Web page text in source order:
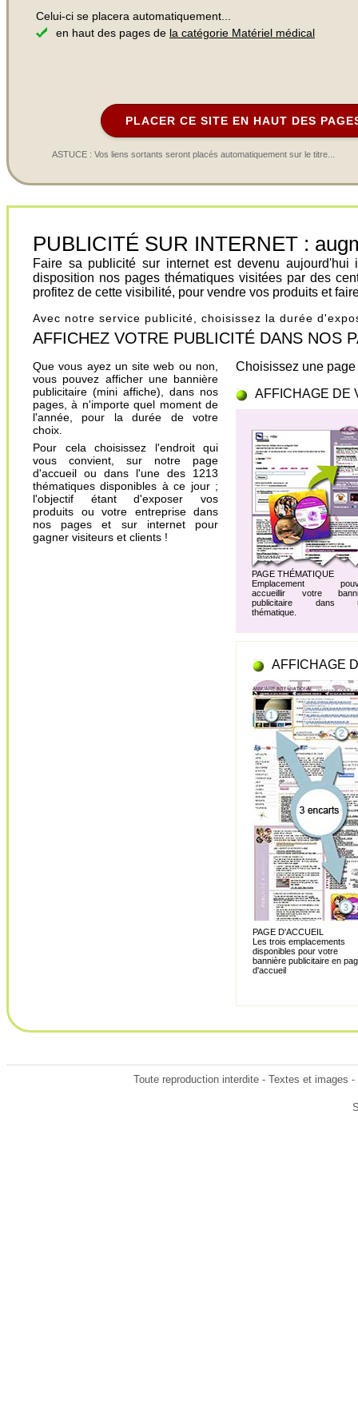
Celui-ci se placera automatiquement...
en haut des pages de la catégorie Matériel médical
PLACER CE SITE EN HAUT DES
ASTUCE : Vos liens sortants seront placés automatiquement sur le titre...
PUBLICITÉ SUR INTERNET :
Faire sa publicité sur internet est devenu
disposition nos pages thématiques visitées par des
profitez de cette visibilité, pour vendre vos produits et
Avec notre service publicité, choisissez la durée
AFFICHEZ VOTRE PUBLICITÉ DANS NOS
Que vous ayez un site web ou non,
vous pouvez afficher une bannière
publicitaire (mini affiche), dans nos
pages, à n'importe quel moment de
l'année, pour la durée de votre
choix.
Pour cela choisissez l'endroit qui
vous convient, sur notre page
d'accueil ou dans l'une des 1213
thématiques disponibles à ce jour ;
l'objectif étant d'exposer vos
produits ou votre entreprise dans
nos pages et sur internet pour
gagner visiteurs et clients !
Choisissez une
AFFICHAGE DE
PAGE THÉMATIQUE
Emplacement
accueillir votre
publicitaire dans
thématique.
AFFICHAGE
PAGE D'ACCUEIL
Les trois emplacements
disponibles pour votre
bannière publicitaire en
d'accueil
Toute reproduction interdite - Textes et images